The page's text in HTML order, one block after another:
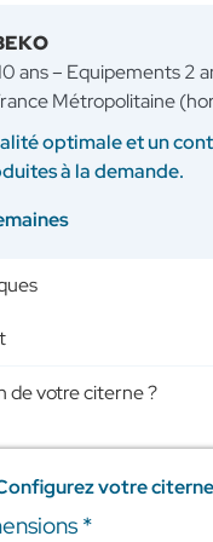
ans – Equipements 2
Métropolitaine
optimale et un
à la demande.
de votre citerne ?
votre citerne
*